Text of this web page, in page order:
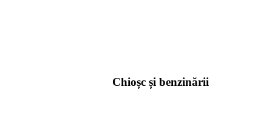
Chioșc și benzinării